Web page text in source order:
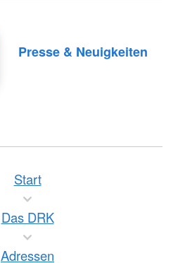
Presse & Neuigkeiten
Start
Das DRK
Adressen